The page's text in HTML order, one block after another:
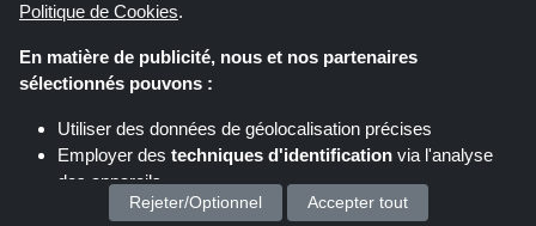
ShoppingSpout.fr
Politique de confidentialité
Politique de Cookies.
En matière de publicité, nous et nos partenaires
sélectionnés pouvons :
Utiliser des données de géolocalisation précises
Employer des techniques d'identification via l'analyse
des appareils
Stocker et/ou accéder à des informations sur un appareil
Rejeter/Optionnel Accepter tout